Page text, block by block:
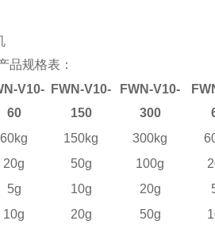
品规格表：
V10-
60
FWN-V10-
150
FWN-V10-
300
60kg 150kg 300kg
20g 50g 100g
5g 10g 20g
10g 20g 50g